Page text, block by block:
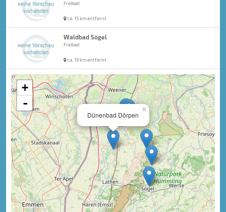
Freibad
ca. 15 km entfernt
Waldbad Sögel
Freibad
ca. 19 km entfernt
×
Dünenbad Dörpen
+
-